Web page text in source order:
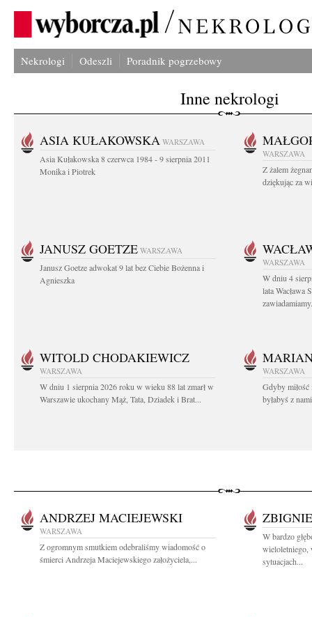
Nekrologi Odeszli Poradnik pogrzebowy
Inne nekrologi
ASIA KUŁAKOWSKA WARSZAWA
Asia Kułakowska 8 czerwca 1984 - 9 sierpnia 2011
Monika i Piotrek
WARSZAWA
Z żalem
dziękując za
JANUSZ GOETZE WARSZAWA
Janusz Goetze adwokat 9 lat bez Ciebie Bożenna i
Agnieszka
WARSZAWA
W dniu 4
lata Wacława
WITOLD CHODAKIEWICZ
WARSZAWA
W dniu 1 sierpnia 2026 roku w wieku 88 lat zmarł w
Warszawie ukochany Mąż, Tata, Dziadek i Brat...
WARSZAWA
Gdyby miłość
byłabyś z
ANDRZEJ MACIEJEWSKI
WARSZAWA
Z ogromnym smutkiem odebraliśmy wiadomość o
śmierci Andrzeja Maciejewskiego założyciela,...
W bardzo
wieloletniego,
sytuacjach...